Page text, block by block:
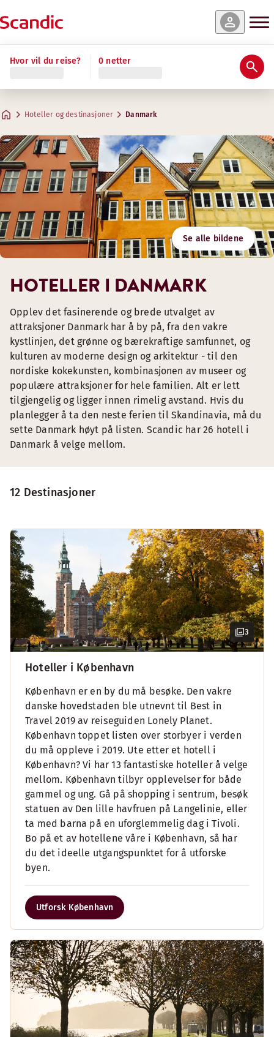
Hvor vil du reise? 0 netter
Hoteller og destinasjoner Danmark
Se alle bildene
12 Destinasjoner
3
Hoteller i København
København er en by du må besøke. Den vakre
danske hovedstaden ble utnevnt til Best in
Travel 2019 av reiseguiden Lonely Planet.
København toppet listen over storbyer i verden
du må oppleve i 2019. Ute etter et hotell i
København? Vi har 13 fantastiske hoteller å velge
mellom. København tilbyr opplevelser for både
gammel og ung. Gå på shopping i sentrum, besøk
statuen av Den lille havfruen på Langelinie, eller
ta med barna på en uforglemmelig dag i Tivoli.
Bo på et av hotellene våre i København, så har
du det ideelle utgangspunktet for å utforske
byen.
Utforsk København
HOTELLER I DANMARK
Opplev det fasinerende og brede utvalget av
attraksjoner Danmark har å by på, fra den vakre
kystlinjen, det grønne og bærekraftige samfunnet, og
kulturen av moderne design og arkitektur - til den
nordiske kokekunsten, kombinasjonen av museer og
populære attraksjoner for hele familien. Alt er lett
tilgjengelig og ligger innen rimelig avstand. Hvis du
planlegger å ta den neste ferien til Skandinavia, må du
sette Danmark høyt på listen. Scandic har 26 hotell i
Danmark å velge mellom.